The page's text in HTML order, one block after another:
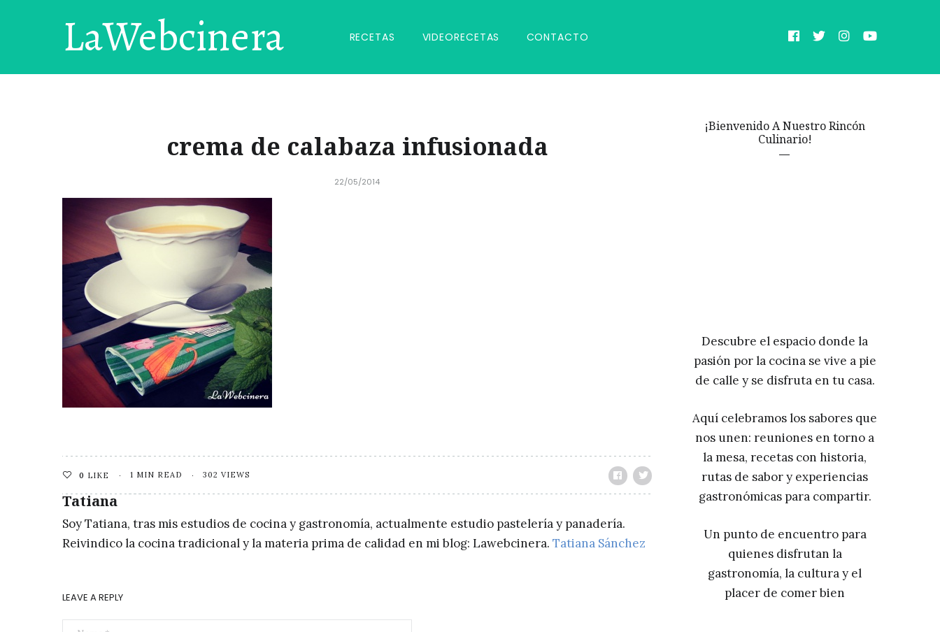
LaWebcinera RECETAS VIDEORECETAS CONTACTO
crema de calabaza infusionada
22/05/2014
0 LIKE 1 MIN READ 302 VIEWS
Tatiana
Soy Tatiana, tras mis estudios de cocina y gastronomía, actualmente estudio pastelería y panadería.
Reivindico la cocina tradicional y la materia prima de calidad en mi blog: Lawebcinera. Tatiana Sánchez
LEAVE A REPLY
¡Bienvenido A Nuestro Rincón
Culinario!
Descubre el espacio donde la
pasión por la cocina se vive a pie
de calle y se disfruta en tu casa.
Aquí celebramos los sabores que
nos unen: reuniones en torno a
la mesa, recetas con historia,
rutas de sabor y experiencias
gastronómicas para compartir.
Un punto de encuentro para
quienes disfrutan la
gastronomía, la cultura y el
placer de comer bien